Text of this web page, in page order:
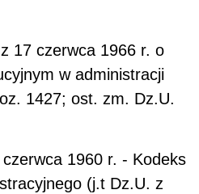
17 czerwca 1966 r. o
w administracji
1427; ost. zm. Dz.U.
1960 r. - Kodeks
(j.t Dz.U. z